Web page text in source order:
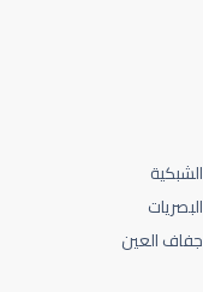
الشبكية
البصريات
جفاف العين